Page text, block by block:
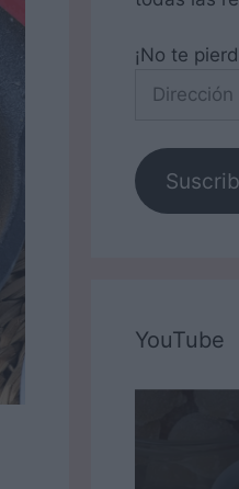
¡No te
de
electrónico
YouTube